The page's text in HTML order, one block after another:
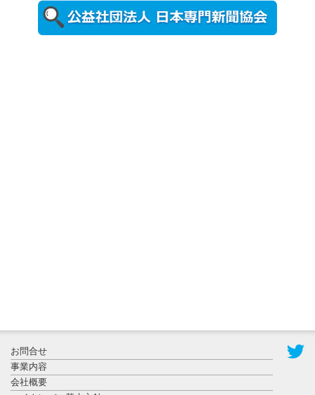
ォトスポッ
ト （8...
県警等と大
規模災害時
連携協定を
締結し...
お問合せ
事業内容
会社概要